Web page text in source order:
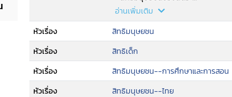
--สิทธิเด็ก
--สิทธิมนุษยชนในโรงเรียน
--การเขียนแผนการเรียนการสอนเรื่
--ไขข้อข้องใจเกี่ยวกับสิทธิมนุษยชน
--ปฏิญญาสากลว่าด้วยสิทธิมนุษยชน
--อนุสัญญาว่าด้วยสิทธิเด็ก
--คุณภาพแห่งชีวิตปฏิทินแห่งความหวั
อ่านเพิ่มเติม
หัวเรื่อง
สิทธิมนุษยชน
หัวเรื่อง
สิทธิเด็ก
หัวเรื่อง
สิทธิมนุษยชน--การศึกษาและการสอน
หัวเรื่อง
สิทธิมนุษยชน--ไทย